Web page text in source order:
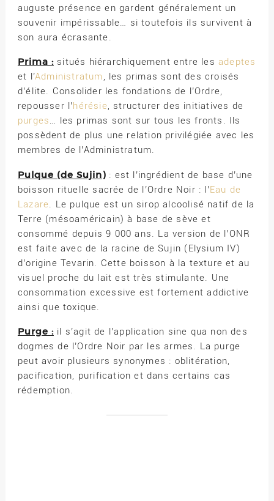
auguste présence en gardent généralement un
souvenir impérissable… si toutefois ils survivent à
son aura écrasante.
Prima :situés hiérarchiquement entre les adeptes
et l’Administratum, les primas sont des croisés
d’élite. Consolider les fondations de l’Ordre,
repousser l’hérésie, structurer des initiatives de
purges… les primas sont sur tous les fronts. Ils
possèdent de plus une relation privilégiée avec les
membres de l’Administratum.
Pulque (de Sujin): est l’ingrédient de base d’une
boisson rituelle sacrée de l’Ordre Noir : l’Eau de
Lazare. Le pulque est un sirop alcoolisé natif de la
Terre (mésoaméricain) à base de sève et
consommé depuis 9 000 ans. La version de l’ONR
est faite avec de la racine de Sujin (Elysium IV)
d’origine Tevarin. Cette boisson à la texture et au
visuel proche du lait est très stimulante. Une
consommation excessive est fortement addictive
ainsi que toxique.
Purge :il s’agit de l’application sine qua non des
dogmes de l’Ordre Noir par les armes. La purge
peut avoir plusieurs synonymes : oblitération,
pacification, purification et dans certains cas
rédemption.